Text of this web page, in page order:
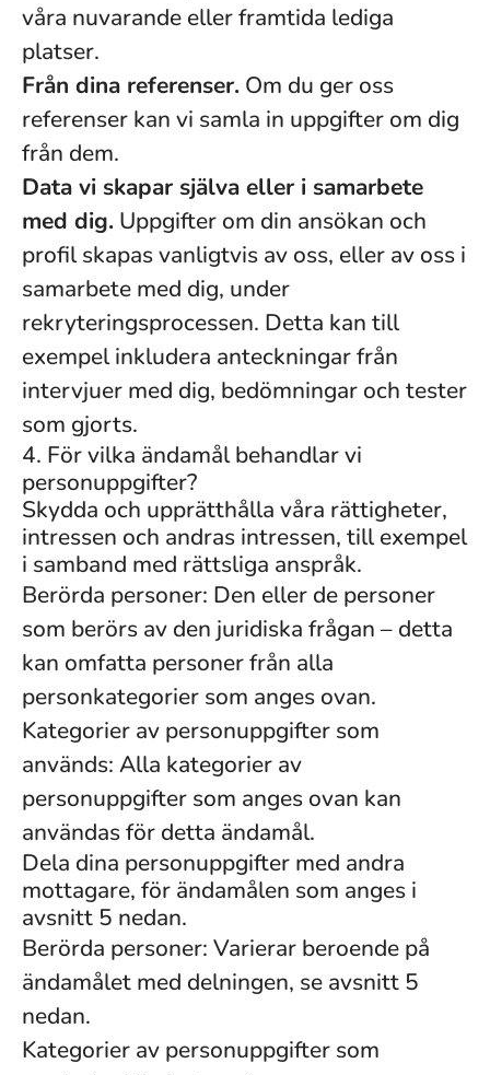
våra nuvarande eller framtida lediga
platser.
Från dina referenser. Om du ger oss
referenser kan vi samla in uppgifter om dig
från dem.
Data vi skapar själva eller i samarbete
med dig. Uppgifter om din ansökan och
profil skapas vanligtvis av oss, eller av oss i
samarbete med dig, under
rekryteringsprocessen. Detta kan till
exempel inkludera anteckningar från
intervjuer med dig, bedömningar och tester
som gjorts.
4. För vilka ändamål behandlar vi
personuppgifter?
Skydda och upprätthålla våra rättigheter,
intressen och andras intressen, till exempel
i samband med rättsliga anspråk.
Berörda personer: Den eller de personer
som berörs av den juridiska frågan – detta
kan omfatta personer från alla
personkategorier som anges ovan.
Kategorier av personuppgifter som
används: Alla kategorier av
personuppgifter som anges ovan kan
användas för detta ändamål.
Dela dina personuppgifter med andra
mottagare, för ändamålen som anges i
avsnitt 5 nedan.
Berörda personer: Varierar beroende på
ändamålet med delningen, se avsnitt 5
nedan.
Kategorier av personuppgifter som